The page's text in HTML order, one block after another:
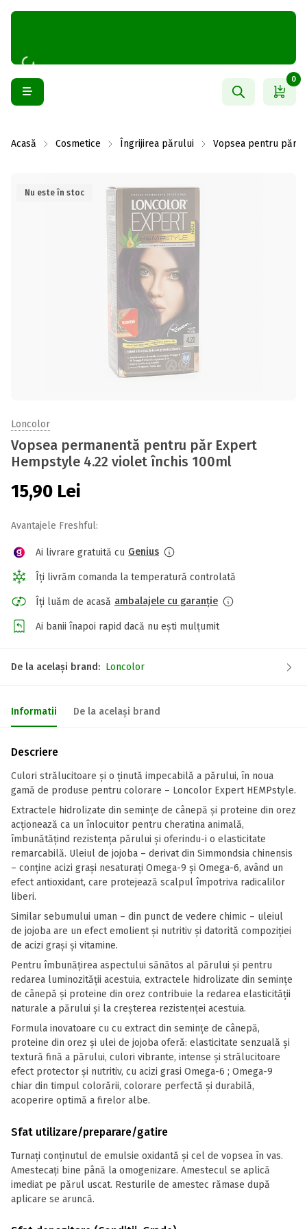
0
Acasă Cosmetice Îngrijirea părului Vopsea pentru păr
Nu este în stoc
Loncolor
Vopsea permanentă pentru păr Expert
Hempstyle 4.22 violet închis 100ml
15,90 Lei
Avantajele Freshful:
Ai livrare gratuită cu Genius
Îți livrăm comanda la temperatură controlată
Îți luăm de acasă ambalajele cu garanție
Ai banii înapoi rapid dacă nu ești mulțumit
De la același brand: Loncolor
Informatii De la același brand
Descriere
Culori strălucitoare și o ținută impecabilă a părului, în noua
gamă de produse pentru colorare – Loncolor Expert HEMPstyle.
Extractele hidrolizate din semințe de cânepă și proteine din orez
acționează ca un înlocuitor pentru cheratina animală,
îmbunătățind rezistența părului și oferindu-i o elasticitate
remarcabilă. Uleiul de jojoba – derivat din Simmondsia chinensis
– conține acizi grași nesaturați Omega-9 și Omega-6, având un
efect antioxidant, care protejează scalpul împotriva radicalilor
liberi.
Similar sebumului uman – din punct de vedere chimic – uleiul
de jojoba are un efect emolient și nutritiv și datorită compoziției
de acizi grași și vitamine.
Pentru îmbunățirea aspectului sănătos al părului și pentru
redarea luminozității acestuia, extractele hidrolizate din semințe
de cânepă și proteine din orez contribuie la redarea elasticității
naturale a părului și la creșterea rezistenței acestuia.
Formula inovatoare cu cu extract din semințe de cânepă,
proteine din orez și ulei de jojoba oferă: elasticitate senzuală și
textură fină a părului, culori vibrante, intense și strălucitoare
efect protector și nutritiv, cu acizi grasi Omega-6 ; Omega-9
chiar din timpul colorării, colorare perfectă și durabilă,
acoperire optimă a firelor albe.
Sfat utilizare/preparare/gatire
Turnaţi conținutul de emulsie oxidantă şi cel de vopsea în vas.
Amestecaţi bine până la omogenizare. Amestecul se aplică
imediat pe părul uscat. Resturile de amestec rămase după
aplicare se aruncă.